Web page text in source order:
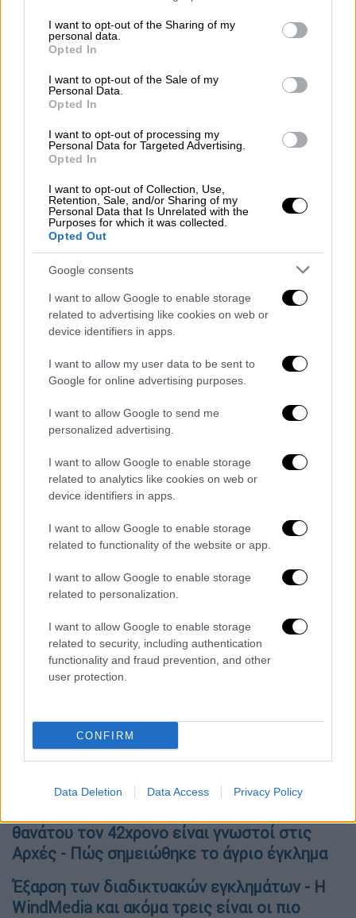
not limited to your visit or usage behaviour. You may click to
grant or deny consent to Google and its third-party tags to
use your data for below specified purposes in below Google
consent section.
I want to opt-out of the Sharing of my
personal data.
Opted In
I want to opt-out of the Sale of my
Personal Data.
Opted In
I want to opt-out of processing my
Personal Data for Targeted Advertising.
Opted In
I want to opt-out of Collection, Use,
Retention, Sale, and/or Sharing of my
Personal Data that Is Unrelated with the
Purposes for which it was collected.
Opted Out
Google consents
I want to allow Google to enable storage
related to advertising like cookies on web or
device identifiers in apps.
I want to allow my user data to be sent to
Google for online advertising purposes.
I want to allow Google to send me
personalized advertising.
I want to allow Google to enable storage
related to analytics like cookies on web or
device identifiers in apps.
I want to allow Google to enable storage
related to functionality of the website or app.
I want to allow Google to enable storage
related to personalization.
I want to allow Google to enable storage
related to security, including authentication
functionality and fraud prevention, and other
user protection.
CONFIRM
Data Deletion Data Access Privacy Policy
Παγώνη: Μας ενδιαφέρει να μην
αυξηθούν οι εισαγωγές στα
νοσοκομεία
«Εξάρσεις και υφέσεις του κορονοϊού θα
θέλουμε είναι η αύξηση των εισαγωγών στα
νοσοκομεία, όπου προς το παρόν υπάρχει
μεν αύξηση, αλλά δεν υπάρχει πίεση»,
Ιατρών Νοσοκομείων Αθήνας και Πειραιά
(ΕΙΝΑΠ),Ματίνα Παγώνη.
Η κ. Παγώνη πρόσθεσε ότι αυτό που μας
σώζει αυτή τη στιγμή είναι ότι υπάρχει ένα
μεγάλο ποσοστό εμβολιασμένων καθώς
πρωτοκόλλων που έχουμε στη διάθεσή μας.
Σχετικά με τα εμβόλια, προέτρεψε τους άνω
των 60 ετών να κάνουν τη 2η αναμνηστική
δόση, επισημαίνοντας ότι - μέχρι στιγμής-
κάνουν.
προβλήματα υγείας, ανέφερε ότι δεν
στοιχεία για να πάνε να εμβολιαστούν.
Διευκρίνισε ότι όσοι έχουν κάνει την τρίτη
δόση και έχουν νοσήσει είναι σαν να έχουν
αναμνηστική και για αυτούς δεν συντρέχει
λόγος να την κάνουν.
θανάτου τον 42χρονο είναι γνωστοί στις
Αρχές - Πώς σημειώθηκε το άγριο έγκλημα
Έξαρση των διαδικτυακών εγκλημάτων - Η
WindMedia και ακόμα τρεις είναι οι πιο